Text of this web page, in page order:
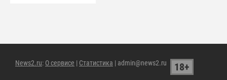
News2.ru: О сервисе | Статистика | admin@news2.ru 18+